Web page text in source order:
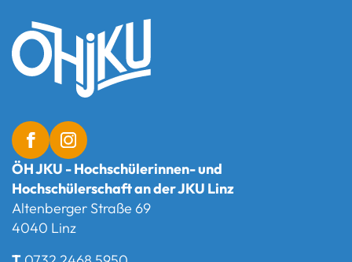
ÖH JKU - Hochschülerinnen- und
Hochschülerschaft an der JKU Linz
Altenberger Straße 69
4040 Linz